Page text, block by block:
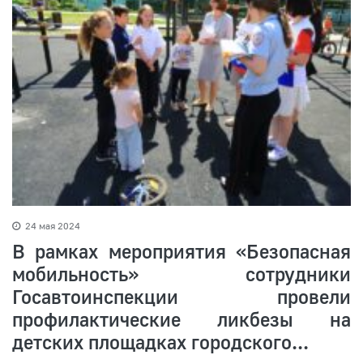
24 мая 2024
В рамках мероприятия «Безопасная
мобильность» сотрудники
Госавтоинспекции провели
профилактические ликбезы на
детских площадках городского...